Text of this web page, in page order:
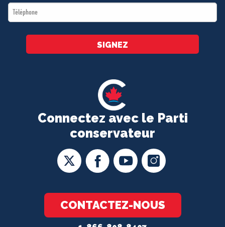
Connectez avec le Parti
conservateur
CONTACTEZ-NOUS
Téléphone
*
SIGNEZ